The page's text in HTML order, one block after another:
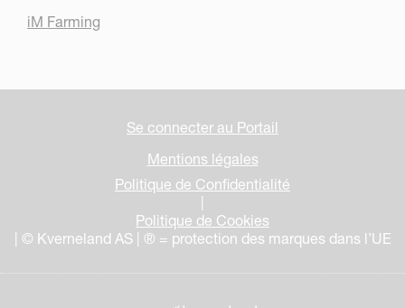
iM Farming
Se connecter au Portail
Mentions légales
Politique de Confidentialité
Politique de Cookies
| © Kverneland AS | ® = protection des marques dans l’UE